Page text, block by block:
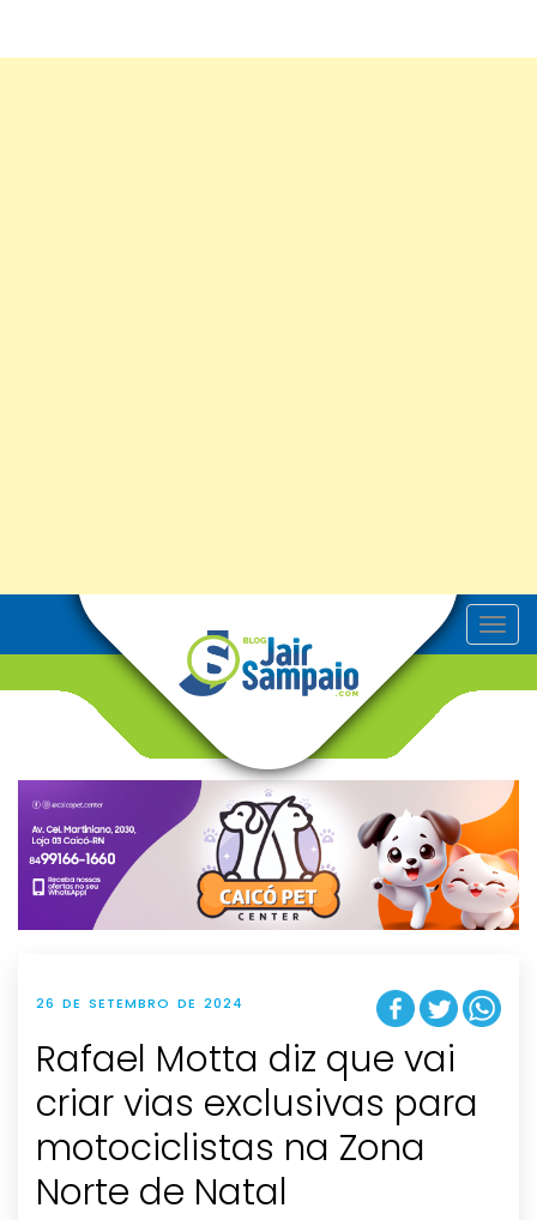
T
o
v
g
t
i
o
n
26 DE SETEMBRO DE 2024
Rafael Motta diz que vai
criar vias exclusivas para
motociclistas na Zona
Norte de Natal